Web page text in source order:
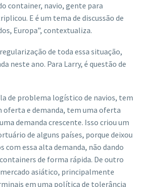
container, navio, gente para
E é um tema de discussão de
Europa”, contextualiza.
de toda essa situação,
neste ano. Para Larry, é questão de
de problema logístico de navios, tem
oferta e demanda, tem uma oferta
demanda crescente. Isso criou um
de alguns países, porque deixou
com essa alta demanda, não dando
de forma rápida. De outro
asiático, principalmente
em uma política de tolerância